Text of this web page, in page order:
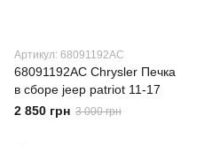
Артикул: 68091192AC
68091192AC Chrysler Печка
в сборе jeep patriot 11-17
2 850 грн 3 000 грн